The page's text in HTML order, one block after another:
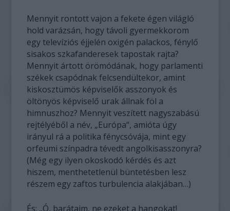
Mennyit rontott vajon a fekete égen világló
hold varázsán, hogy távoli gyermekkorom
egy televíziós éjjelén oxigén palackos, fénylő
sisakos szkafanderesek tapostak rajta?
Mennyit ártott örömódának, hogy parlamenti
székek csapódnak felcsendültekor, amint
kiskosztümös képviselők asszonyok és
öltönyös képviselő urak állnak föl a
himnuszhoz? Mennyit veszített nagyszabású
rejtélyéből a név, „Európa“, amióta úgy
irányul rá a politika fénycsóvája, mint egy
orfeumi színpadra tévedt angolkisasszonyra?
(Még egy ilyen okoskodó kérdés és azt
hiszem, menthetetlenül büntetésben lesz
részem egy zaftos turbulencia alakjában…)
És: „Ó, barátaim, ne ezeket a hangokat!